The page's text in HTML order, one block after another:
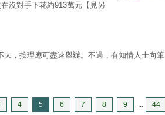
沒對手下花約913萬元【見另
大，按理應可盡速舉辦。不過，有知情人士向筆
4 5 6 7 8 9 ... 44